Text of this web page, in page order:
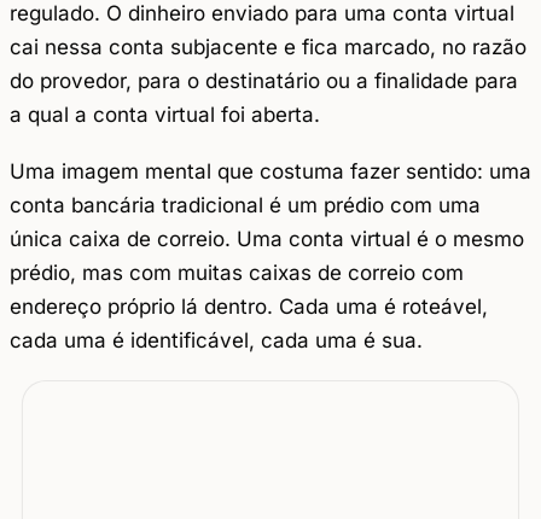
regulado. O dinheiro enviado para uma conta virtual
cai nessa conta subjacente e fica marcado, no razão
do provedor, para o destinatário ou a finalidade para
a qual a conta virtual foi aberta.
Uma imagem mental que costuma fazer sentido: uma
conta bancária tradicional é um prédio com uma
única caixa de correio. Uma conta virtual é o mesmo
prédio, mas com muitas caixas de correio com
endereço próprio lá dentro. Cada uma é roteável,
cada uma é identificável, cada uma é sua.